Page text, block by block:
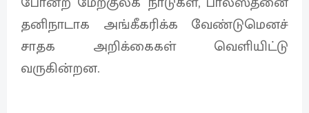
தனிநாடாக அங்கீகரிக்க வேண்டுமெனச்
சாதக அறிக்கைகள் வெளியிட்டு
வருகின்றன.